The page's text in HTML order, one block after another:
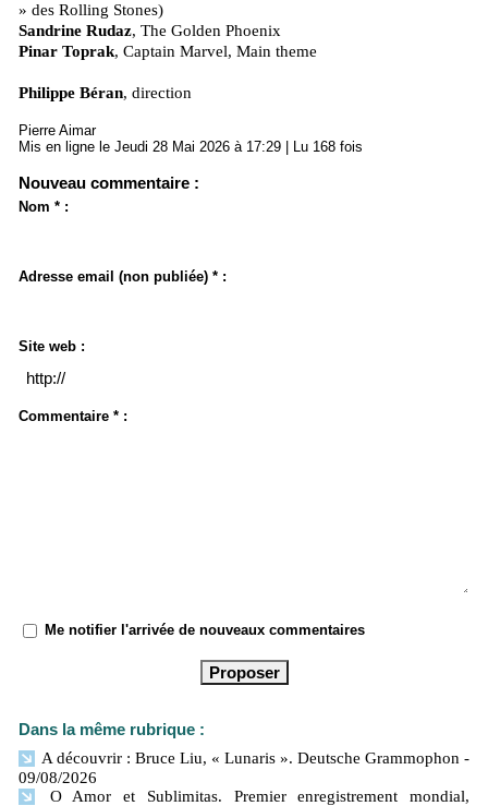
» des Rolling Stones)
Sandrine Rudaz, The Golden Phoenix
Pinar Toprak, Captain Marvel, Main theme
Philippe Béran, direction
Pierre Aimar
Mis en ligne le Jeudi 28 Mai 2026 à 17:29 | Lu 168 fois
Nouveau commentaire :
Nom * :
Adresse email (non publiée) * :
Site web :
Commentaire * :
Me notifier l'arrivée de nouveaux commentaires
Dans la même rubrique :
A découvrir : Bruce Liu, « Lunaris ». Deutsche Grammophon -
09/08/2026
O Amor et Sublimitas. Premier enregistrement mondial,